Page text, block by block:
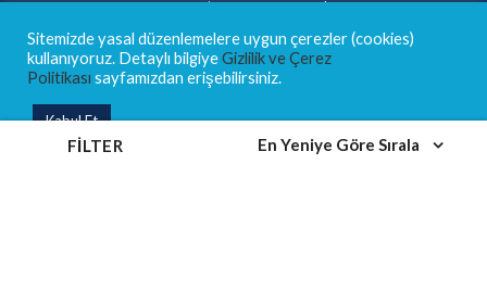
Dış Ticaret ve Gümrük
Lebib Yalkın Mevzuat Dergisi
AKADEMİ
Eğitim Takvimi
Eğitim Kategorileri
Sitemizde yasal düzenlemelere uygun çerezler (cookies)
kullanıyoruz. Detaylı bilgiyeGizlilik ve Çerez
Politikası sayfamızdan erişebilirsiniz.
Kabul Et
FILTER En Yeniye Göre Sırala